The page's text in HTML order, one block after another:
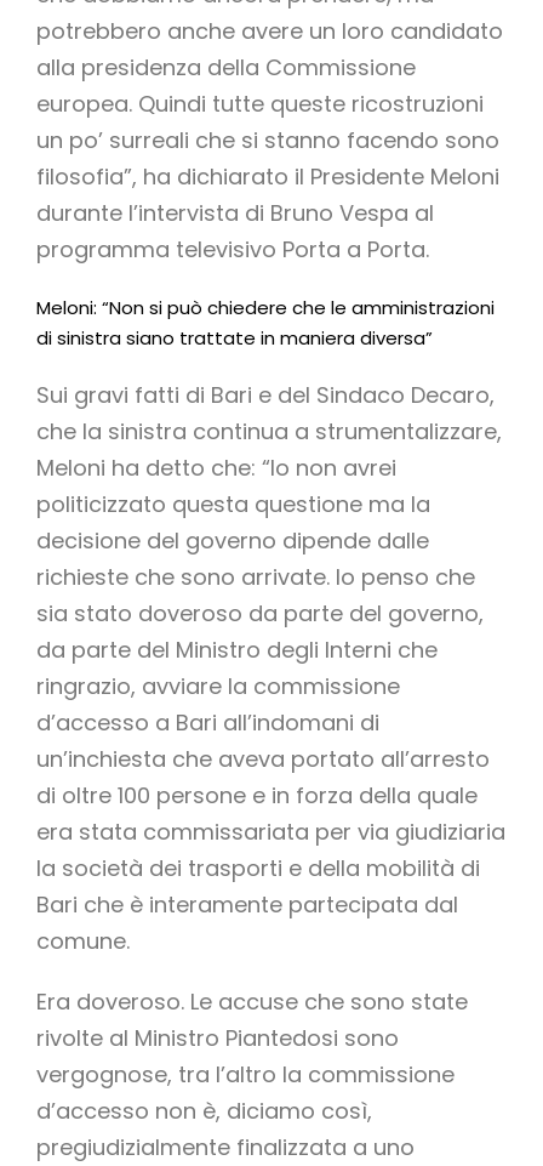
potrebbero anche avere un loro candidato
alla presidenza della Commissione
europea. Quindi tutte queste ricostruzioni
un po’ surreali che si stanno facendo sono
filosofia”, ha dichiarato il Presidente Meloni
durante l’intervista di Bruno Vespa al
programma televisivo Porta a Porta.
Meloni: “Non si può chiedere che le amministrazioni
di sinistra siano trattate in maniera diversa”
Sui gravi fatti di Bari e del Sindaco Decaro,
che la sinistra continua a strumentalizzare,
Meloni ha detto che: “Io non avrei
politicizzato questa questione ma la
decisione del governo dipende dalle
richieste che sono arrivate. Io penso che
sia stato doveroso da parte del governo,
da parte del Ministro degli Interni che
ringrazio, avviare la commissione
d’accesso a Bari all’indomani di
un’inchiesta che aveva portato all’arresto
di oltre 100 persone e in forza della quale
era stata commissariata per via giudiziaria
la società dei trasporti e della mobilità di
Bari che è interamente partecipata dal
comune.
Era doveroso. Le accuse che sono state
rivolte al Ministro Piantedosi sono
vergognose, tra l’altro la commissione
d’accesso non è, diciamo così,
pregiudizialmente finalizzata a uno